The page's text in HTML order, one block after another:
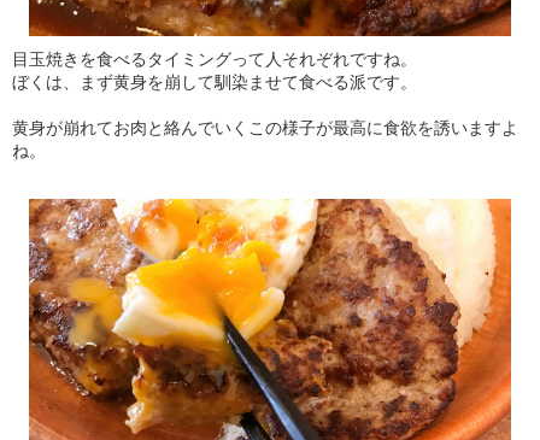
目玉焼きを食べるタイミングって人それぞれですね。
ぼくは、まず黄身を崩して馴染ませて食べる派です。
黄身が崩れてお肉と絡んでいくこの様子が最高に食欲を誘いますよ
ね。